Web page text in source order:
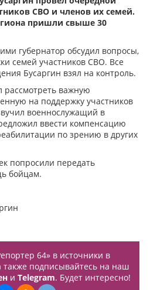
СВО и членов их семей.
пришли свыше 30
губернатор обсудил вопросы,
семей участников СВО. Все
Бусаргин взял на контроль.
рассмотреть важную
на поддержку участников
военнослужащий в
ввести компенсацию
по зрению в других
попросили передать
бойцам.
64» в источники в
также подписывайтесь на наш
и Telegram. Будет интересно!